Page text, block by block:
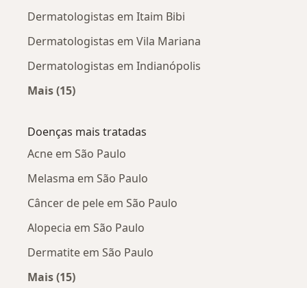
Dermatologistas em Itaim Bibi
Dermatologistas em Vila Mariana
Dermatologistas em Indianópolis
Mais (15)
Doenças mais tratadas
Acne em São Paulo
Melasma em São Paulo
Câncer de pele em São Paulo
Alopecia em São Paulo
Dermatite em São Paulo
Mais (15)